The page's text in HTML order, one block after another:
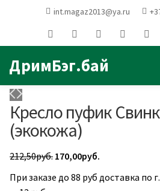
int.magaz2013@ya.ru
ДримБэг.бай
Главная
Свинка Салатовая (экокожа)
Кресло пуфик
(экокожа)
212,50руб. Первоначальная
составляла
170,00руб.
170,00руб..
При заказе до 88 руб доставка по